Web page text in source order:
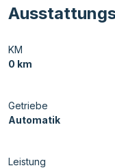
KM
0 km
Getriebe
Automatik
Leistung